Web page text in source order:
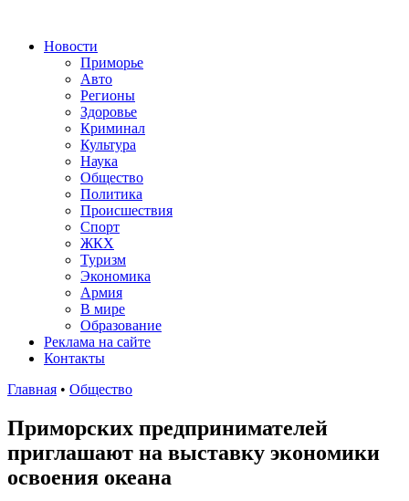
Новости
Приморье
Авто
Регионы
Здоровье
Криминал
Культура
Наука
Общество
Политика
Происшествия
Спорт
ЖКХ
Туризм
Экономика
Армия
В мире
Образование
Реклама на сайте
Контакты
Главная • Общество
Приморских предпринимателей
приглашают на выставку экономики
освоения океана